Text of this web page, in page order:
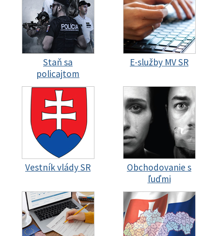
Staň sa
policajtom
E-služby MV SR
Vestník vlády SR
Obchodovanie s
ľuďmi